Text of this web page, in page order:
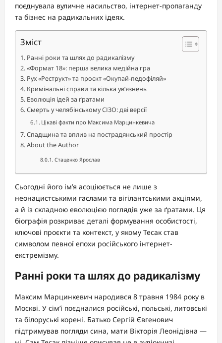
поєднувала вуличне насильство, інтернет-пропаганду
та бізнес на радикальних ідеях.
Зміст
Ранні роки та шлях до радикалізму
«Формат 18»: перша велика медійна гра
Рух «Реструкт» та проєкт «Окупай-педофіляй»
Кримінальні справи та кілька ув’язнень
Еволюція ідей за ґратами
Смерть у челябінському СІЗО: дві версії
Цікаві факти про Максима Марцинкевича
Спадщина та вплив на пострадянський простір
About the Author
Стаценко Ярослав
Сьогодні його ім’я асоціюється не лише з
неонацистськими гаслами та вігілантськими акціями,
а й із складною еволюцією поглядів уже за ґратами. Ця
біографія розкриває деталі формування особистості,
ключові проєкти та контекст, у якому Тесак став
символом певної епохи російського інтернет-
екстремізму.
Ранні роки та шлях до радикалізму
Максим Марцинкевич народився 8 травня 1984 року в
Москві. У сім’ї поєдналися російські, польські, литовські
та білоруські корені. Батько Сергій Євгенович
підтримував погляди сина, мати Вікторія Леонідівна —